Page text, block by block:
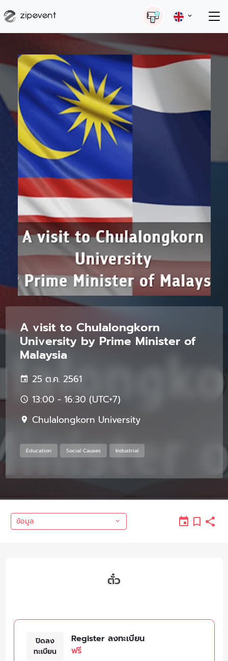
A visit to Chulalongkorn
University by Prime Minister of
Malaysia
25 ต.ค. 2561
13:00 - 16:30 (UTC+7)
Chulalongkorn University
Education Social Causes Industrial
ข้อมูล
ตั๋ว
ปิดลง
ทะเบียน
Register ลงทะเบียน
ฟรี